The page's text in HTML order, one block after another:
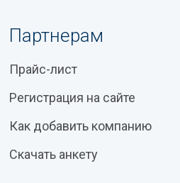
Партнерам
Прайс-лист
Регистрация на сайте
Как добавить компанию
Скачать анкету